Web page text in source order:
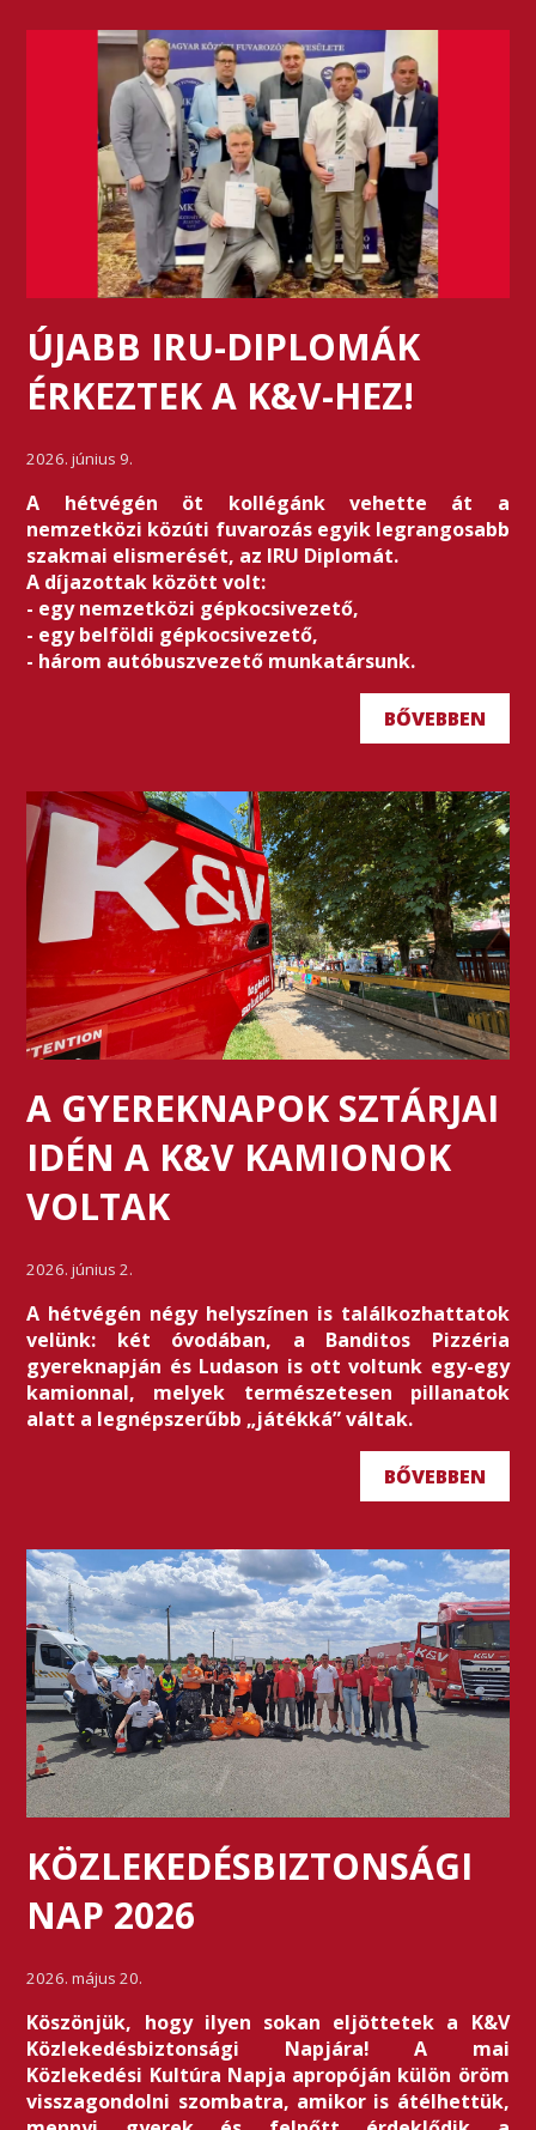
ÚJABB IRU-DIPLOMÁK
ÉRKEZTEK A K&V-HEZ!
2026. június 9.
A hétvégén öt kollégánk vehette át a
nemzetközi közúti fuvarozás egyik legrangosabb
szakmai elismerését, az IRU Diplomát.
A díjazottak között volt:
- egy nemzetközi gépkocsivezető,
- egy belföldi gépkocsivezető,
- három autóbuszvezető munkatársunk.
BŐVEBBEN
A GYEREKNAPOK SZTÁRJAI
IDÉN A K&V KAMIONOK
VOLTAK
2026. június 2.
A hétvégén négy helyszínen is találkozhattatok
velünk: két óvodában, a Banditos Pizzéria
gyereknapján és Ludason is ott voltunk egy-egy
kamionnal, melyek természetesen pillanatok
alatt a legnépszerűbb „játékká” váltak.
BŐVEBBEN
KÖZLEKEDÉSBIZTONSÁGI
NAP 2026
2026. május 20.
Köszönjük, hogy ilyen sokan eljöttetek a K&V
Közlekedésbiztonsági Napjára! A mai
Közlekedési Kultúra Napja apropóján külön öröm
visszagondolni szombatra, amikor is átélhettük,